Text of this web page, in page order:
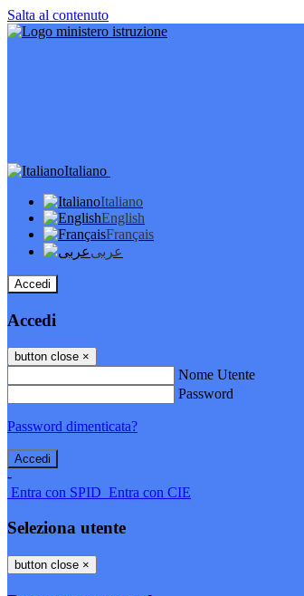
Salta al contenuto
Italiano
Italiano
English
Français
عربى
Accedi
Accedi
button close ×
Nome Utente
Password
Password dimenticata?
-
Entra con SPID Entra con CIE
Seleziona utente
button close ×